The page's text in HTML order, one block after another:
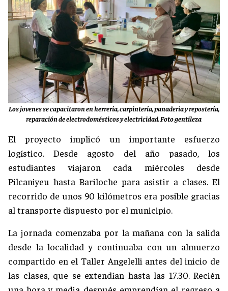
Los jovenes se capacitaron en herrería, carpintería, panadería y repostería,
reparación de electrodomésticos y electricidad. Foto gentileza
El proyecto implicó un importante esfuerzo
logístico. Desde agosto del año pasado, los
estudiantes viajaron cada miércoles desde
Pilcaniyeu hasta Bariloche para asistir a clases. El
recorrido de unos 90 kilómetros era posible gracias
al transporte dispuesto por el municipio.
La jornada comenzaba por la mañana con la salida
desde la localidad y continuaba con un almuerzo
compartido en el Taller Angelelli antes del inicio de
las clases, que se extendían hasta las 17.30. Recién